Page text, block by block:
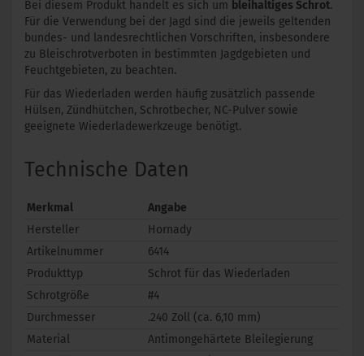
Bei diesem Produkt handelt es sich um bleihaltiges Schrot.
Für die Verwendung bei der Jagd sind die jeweils geltenden
bundes- und landesrechtlichen Vorschriften, insbesondere
zu Bleischrotverboten in bestimmten Jagdgebieten und
Feuchtgebieten, zu beachten.
Für das Wiederladen werden häufig zusätzlich passende
Hülsen, Zündhütchen, Schrotbecher, NC-Pulver sowie
geeignete Wiederladewerkzeuge benötigt.
Technische Daten
Merkmal
Angabe
Hersteller
Hornady
Artikelnummer
6414
Produkttyp
Schrot für das Wiederladen
Schrotgröße
#4
Durchmesser
.240 Zoll (ca. 6,10 mm)
Material
Antimongehärtete Bleilegierung